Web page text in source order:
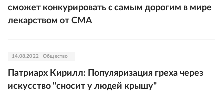
сможет конкурировать с самым дорогим в мире
лекарством от СМА
14.08.2022 Общество
Патриарх Кирилл: Популяризация греха через
искусство "сносит у людей крышу"